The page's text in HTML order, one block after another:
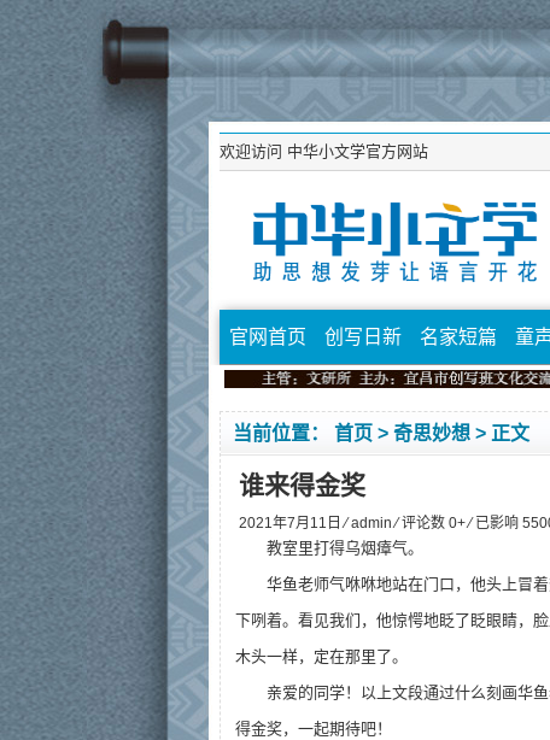
欢迎访问 中华小文学官方网站
官网首页 创写日新 名家短篇 童
当前位置： 首页 > 奇思妙想 > 正文
谁来得金奖
2021年7月11日 ⁄admin⁄ 评论数 0+ ⁄ 已影响
教室里打得乌烟瘴气。
华鱼老师气咻咻地站在门口，他头上冒
下咧着。看见我们，他惊愕地眨了眨眼睛，
木头一样，定在那里了。
亲爱的同学！以上文段通过什么刻画华
得金奖，一起期待吧！